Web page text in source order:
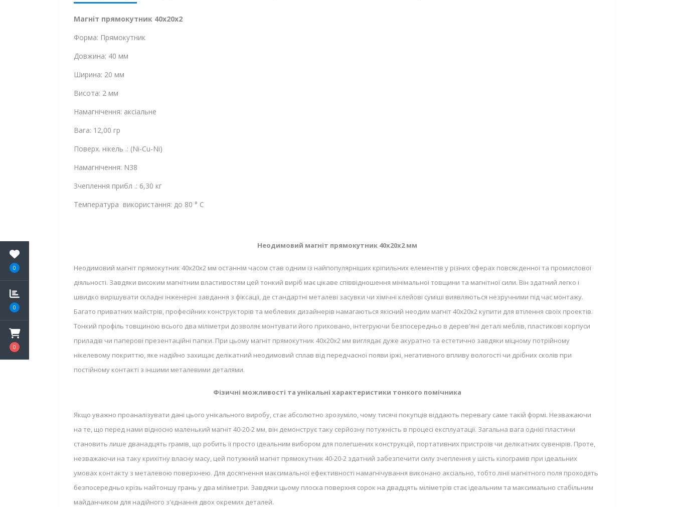
0
0
0
Магніт прямокутник 40x20x2
Форма: Прямокутник
Довжина: 40 мм
Ширина: 20 мм
Висота: 2 мм
Намагнічення: аксіальне
Вага: 12,00 гр
Поверх. нікель .: (Ni-Cu-Ni)
Намагнічення: N38
Зчеплення прибл .: 6,30 кг
Температура використання: до 80 ° C
Неодимовий магніт прямокутник 40х20х2 мм
Неодимовий магніт прямокутник 40х20х2 мм останнім часом став одним із найпопулярніших кріпильних елементів у різних сферах повсякденної та промислової
діяльності. Завдяки високим магнітним властивостям цей тонкий виріб має цікаве співвідношення мінімальної товщини та магнітної сили. Він здатний легко і
швидко вирішувати складні інженерні завдання з фіксації, де стандартні металеві засувки чи хімічні клейові суміші виявляються незручними під час монтажу.
Багато приватних майстрів, професійних конструкторів та меблевих дизайнерів намагаються якісний неодим магніт 40x20x2 купити для втілення своїх проектів.
Тонкий профіль товщиною всього два міліметри дозволяє монтувати його приховано, інтегруючи безпосередньо в дерев'яні деталі меблів, пластикові корпуси
приладів чи паперові презентаційні папки. При цьому магніт прямокутник 40x20x2 мм виглядає дуже акуратно та естетично завдяки міцному потрійному
нікелевому покриттю, яке надійно захищає делікатний неодимовий сплав від передчасної появи іржі, негативного впливу вологості чи дрібних сколів при
постійному контакті з іншими металевими деталями.
Фізичні можливості та унікальні характеристики тонкого помічника
Якщо уважно проаналізувати дані цього унікального виробу, стає абсолютно зрозуміло, чому тисячі покупців віддають перевагу саме такій формі. Незважаючи
на те, що перед нами відносно маленький магніт 40-20-2 мм, він демонструє таку серйозну потужність в процесі експлуатації. Загальна вага однієї пластини
становить лише дванадцять грамів, що робить її просто ідеальним вибором для полегшених конструкцій, портативних пристроїв чи делікатних сувенірів. Проте,
незважаючи на таку крихітну власну масу, цей потужний магніт прямокутник 40-20-2 здатний забезпечити силу зчеплення у шість кілограмів при ідеальних
умовах контакту з металевою поверхнею. Для досягнення максимальної ефективності намагнічування виконано аксіально, тобто лінії магнітного поля проходять
безпосередньо крізь найтоншу грань у два міліметри. Завдяки цьому плоска поверхня сорок на двадцять міліметрів стає ідеальним та максимально стабільним
майданчиком для надійного з'єднання двох окремих деталей.